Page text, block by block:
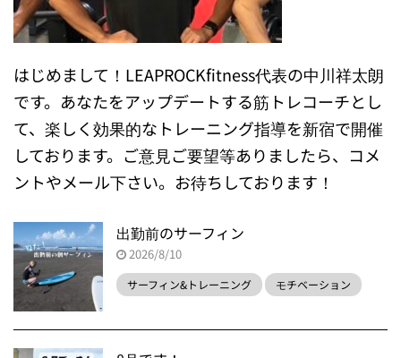
はじめまして！LEAPROCKfitness代表の中川祥太朗
です。あなたをアップデートする筋トレコーチとし
て、楽しく効果的なトレーニング指導を新宿で開催
しております。ご意見ご要望等ありましたら、コメ
ントやメール下さい。お待ちしております！
出勤前のサーフィン
2026/8/10
サーフィン&トレーニング モチベーション